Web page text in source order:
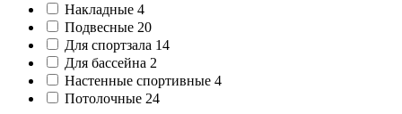
Накладные 4
Подвесные 20
Для спортзала 14
Для бассейна 2
Настенные спортивные 4
Потолочные 24